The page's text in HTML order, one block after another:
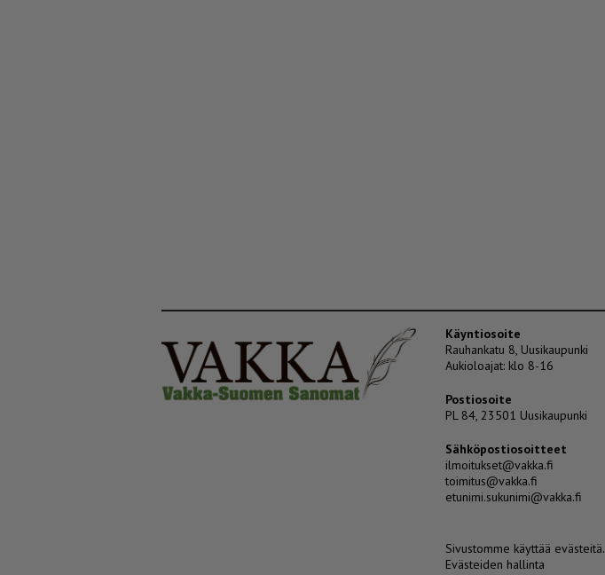
Käyntiosoite
Rauhankatu 8, Uusikaupunki
Aukioloajat: klo 8-16
Postiosoite
PL 84, 23501 Uusikaupunki
Sähköpostiosoitteet
ilmoitukset@vakka.fi
toimitus@vakka.fi
etunimi.sukunimi@vakka.fi
Sivustomme käyttää evästeitä.
Evästeiden hallinta